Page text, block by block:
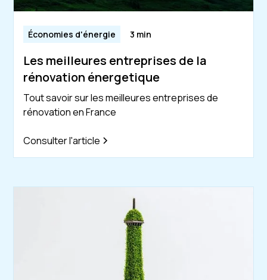
Économies d'énergie 3 min
Les meilleures entreprises de la
rénovation énergetique
Tout savoir sur les meilleures entreprises de
rénovation en France
Consulter l'article